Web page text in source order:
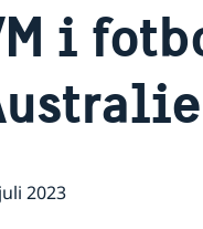
i
2023